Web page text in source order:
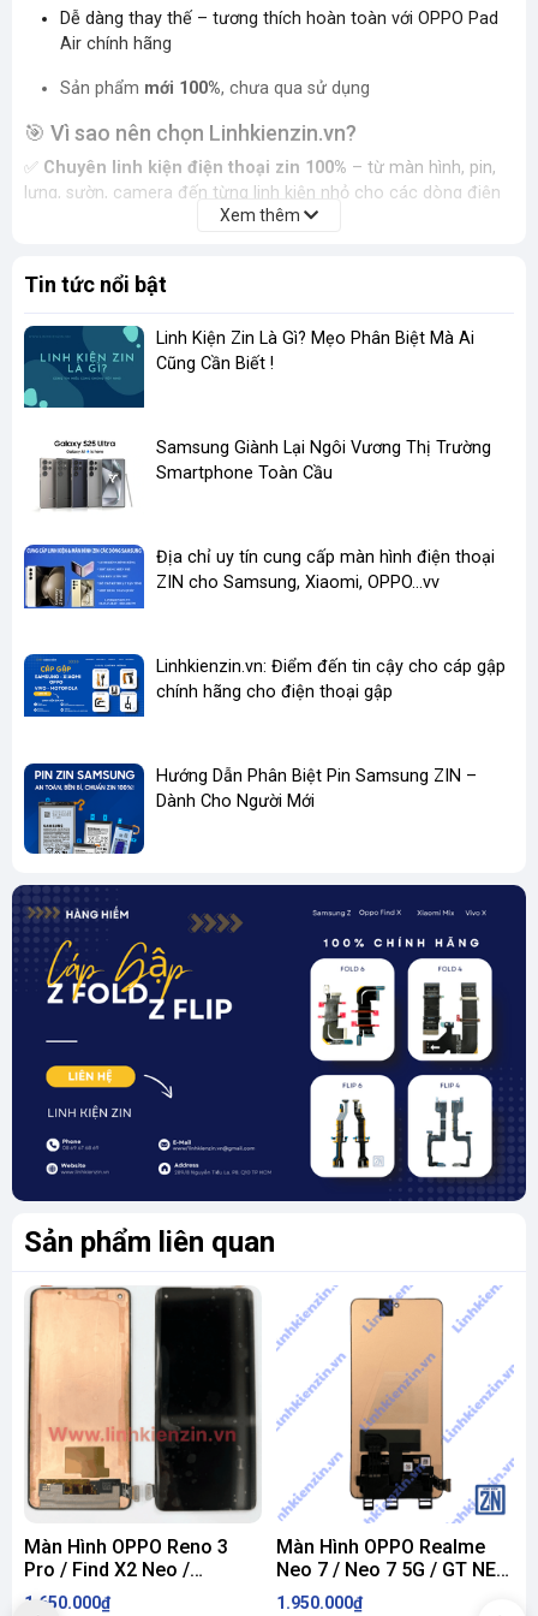
Dễ dàng thay thế – tương thích hoàn toàn với OPPO Pad
Air chính hãng
Sản phẩm mới 100%, chưa qua sử dụng
🎯 Vì sao nên chọn Linhkienzin.vn?
✅ Chuyên linh kiện điện thoại zin 100% – từ màn hình, pin,
lưng, sườn, camera đến từng linh kiện nhỏ cho các dòng điện
Tất cả linh kiện đều được kiểm tra kỹ trước khi đến tay khách
✅ Giá sỉ cạnh tranh – Hỗ trợ kỹ thuật – Bảo hành rõ ràng
Phù hợp cho cả
cực tốt, hỗ trợ kỹ thuật nhiệt tình
Suport rất nhiều sản phẩm, linh kiện có sẵn quý khách
không phải chờ đợi lâu, giúp việc thay màn hình, sửa chữa điện
thoại được dễ dàng suôn sẻ hơn
✅ Ship Nội thành trong vòng 30 phút - Giao hàng toàn
quốc
Đóng gói cẩn thận, giao nhanh nội thành, 1–3 ngày toàn quốc.
thay màn hình oppo pad air giá rẻ
linh kiện oppo pad air chính hãng
màn hình oppo pad air 10.36 inch zin
mua màn hình oppo pad air ở đâu
nơi bán màn hình máy tính bảng oppo
cảm ứng oppo pad air bị liệt
địa chỉ thay màn hình oppo pad air uy tín
Xem thêm
Tin tức nổi bật
Linh Kiện Zin Là Gì? Mẹo Phân Biệt Mà Ai
Cũng Cần Biết !
​Samsung Giành Lại Ngôi Vương Thị Trường
Smartphone Toàn Cầu
Địa chỉ uy tín cung cấp màn hình điện thoại
ZIN cho Samsung, Xiaomi, OPPO...vv
Linhkienzin.vn: Điểm đến tin cậy cho cáp gập
chính hãng cho điện thoại gập
Hướng Dẫn Phân Biệt Pin Samsung ZIN –
Dành Cho Người Mới
Sản phẩm liên quan
Màn Hình OPPO Reno 3
Pro / Find X2 Neo /
OnePlus 8 ZIN
1.650.000₫
Màn Hình OPPO Realme
Neo 7 / Neo 7 5G / GT NEO
7 ZIN
1.950.000₫